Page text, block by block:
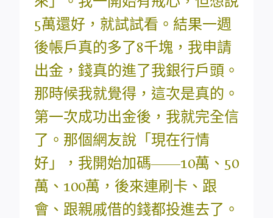
5萬還好，就試試看。結果一週
後帳戶真的多了8千塊，我申請
出金，錢真的進了我銀行戶頭。
那時候我就覺得，這次是真的。
第一次成功出金後，我就完全信
了。那個網友說「現在行情
好」，我開始加碼——10萬、50
萬、100萬，後來連刷卡、跟
會、跟親戚借的錢都投進去了。